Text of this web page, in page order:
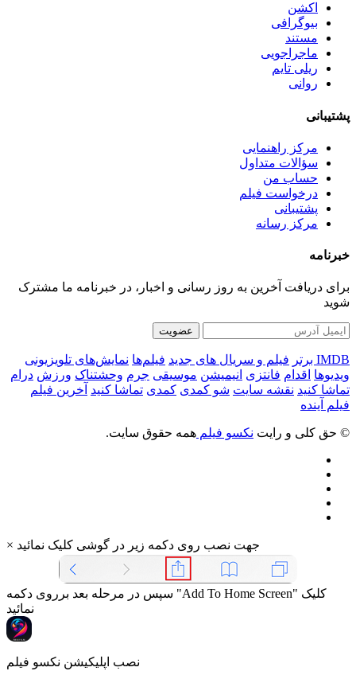
اکشن
بیوگرافی
مستند
ماجراجویی
ریلی تایم
روانی
پشتیبانی
مرکز راهنمایی
سؤالات متداول
حساب من
درخواست فیلم
پشتیبانی
مرکز رسانه
خبرنامه
برای دریافت آخرین به روز رسانی و اخبار، در خبرنامه ما مشترک
شوید
عضویت
IMDB برتر فیلم و سریال های جدید فیلم‌ها نمایش‌های تلویزیونی
ویدیوها اقدام فانتزی انیمیشن موسیقی جرم وحشتناک ورزش درام
تماشا کنید نقشه سایت شو کمدی کمدی تماشا کنید آخرین فیلم
فیلم آینده
© حق کلی و رایت نکسو فیلم همه حقوق سایت.
× جهت نصب روی دکمه زیر در گوشی کلیک نمائید
سپس در مرحله بعد برروی دکمه "Add To Home Screen" کلیک
نمائید
نصب اپلیکیشن نکسو فیلم